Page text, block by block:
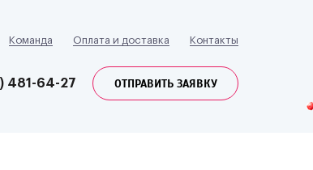
Команда Оплата и доставка Контакты
481-64-27 ОТПРАВИТЬ ЗАЯВКУ